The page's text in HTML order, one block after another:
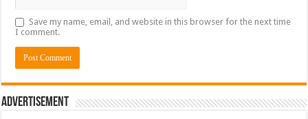
Save my name, email, and website in this browser for the next time
I comment.
Advertisement